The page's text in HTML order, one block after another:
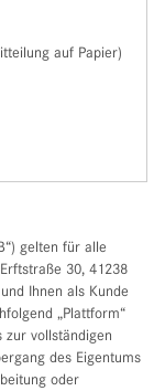
auf Papier)
gelten für alle
30, 41238
Ihnen als Kunde
„Plattform“
zur vollständigen
des Eigentums
oder